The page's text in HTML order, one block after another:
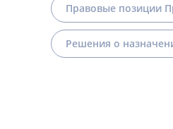
Правовые позиции
Решения о